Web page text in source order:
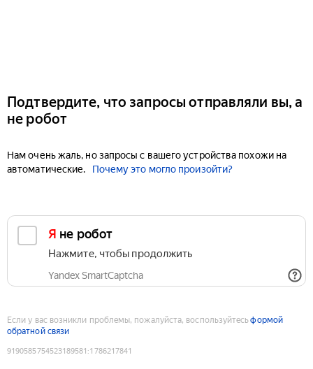
Подтвердите, что запросы отправляли вы, а
не робот
Нам очень жаль, но запросы с вашего устройства похожи на
автоматические.
Почему это могло произойти?
Я не робот
Нажмите, чтобы продолжить
Yandex SmartCaptcha
Если у вас возникли проблемы, пожалуйста, воспользуйтесьформой
обратной связи
9190585754523189581 :1786217841